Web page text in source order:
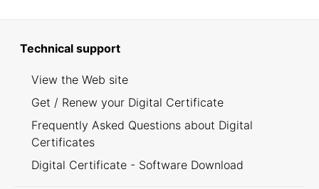
Technical support
View the Web site
Get / Renew your Digital Certificate
Frequently Asked Questions about Digital
Certificates
Digital Certificate - Software Download